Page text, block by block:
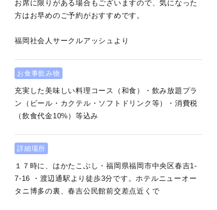
お席に限りがある場合もございますので、気になった
方はお早めのご予約がおすすめです。
福岡社会人サークルアッシュより
お食事飲み物
充実した美味しい料理コース（和食）・飲み放題プラ
ン（ビール・カクテル・ソフトドリンク等）・消費税
（飲食代金10%）等込み
詳細場所
１７時に、はかたこぶし・福岡県福岡市中央区春吉1-
7-16 ・渡辺通駅より徒歩3分です。ホテルニューオー
タニ博多の裏、春吉公民館前交差点近くで